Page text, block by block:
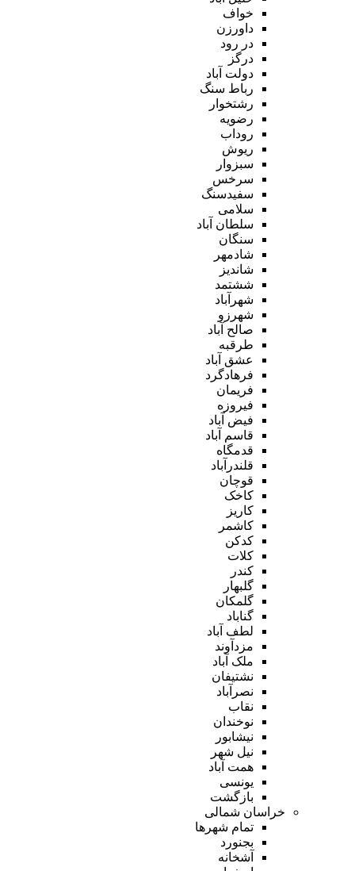
خواف
داورزن
در رود
درگز
دولت آباد
رباط سنگ
رشتخوار
رضویه
روداب
ریوش
سبزوار
سرخس
سفیدسنگ
سلامی
سلطان آباد
سنگان
شادمهر
شاندیز
ششتمد
شهرآباد
شهرزو
صالح آباد
طرقبه
عشق آباد
فرهادگرد
فریمان
فیروزه
فیض آباد
قاسم آباد
قدمگاه
قلندرآباد
قوچان
کاخک
کاریز
کاشمر
کدکن
کلات
کندر
گلبهار
گلمکان
گناباد
لطف آباد
مزدآوند
ملک آباد
نشتیفان
نصرآباد
نقاب
نوخندان
نیشابور
نیل شهر
همت آباد
یونسی
بازگشت
خراسان شمالی
تمام شهر‌ها
بجنورد
آشخانه